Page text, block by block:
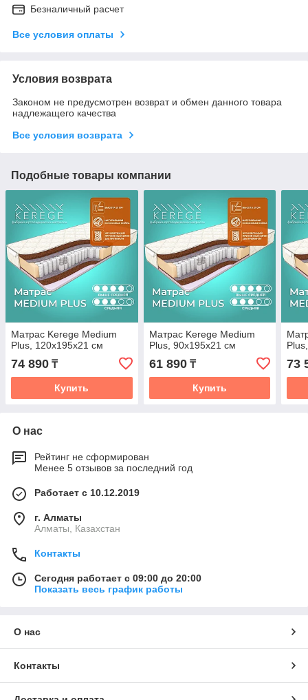
Безналичный расчет
Все условия оплаты
Условия возврата
Законом не предусмотрен возврат и обмен данного товара
надлежащего качества
Все условия возврата
Подобные товары компании
Матрас Kerege Medium
Plus, 120x195x21 см
74 890 ₸
Купить
Матрас Kerege Medium
Plus, 90x195x21 см
61 890₸
Купить
73
О нас
Рейтинг не сформирован
Менее 5 отзывов за последний год
Работает с 10.12.2019
г. Алматы
Алматы, Казахстан
Контакты
Сегодня работает с 09:00 до 20:00
Показать весь график работы
О нас
Контакты